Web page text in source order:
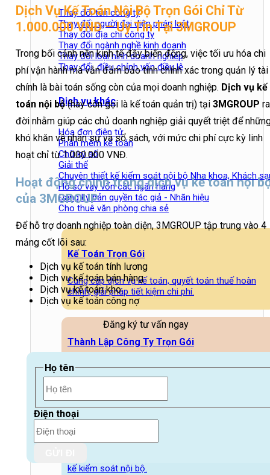
Thay đổi tên công ty
Thay đổi người đại diện pháp luật
Thay đổi địa chỉ công ty
Thay đổi ngành nghề kinh doanh
Thay đổi loại hình doanh nghiệp
Thay đổi, điều chỉnh vốn điều lệ
Dịch vụ khác
Hóa đơn điện tử
Phần mềm kế toán
Chữ ký số
Giải thể
Chuyên thiết kế kiểm soát nội bộ Nha khoa, Khách
Hồ sơ vay vốn các ngân hàng
Đăng ký bản quyền tác giả - Nhãn hiệu
Cho thuê văn phòng chia sẻ
Kế Toán Trọn Gói
Cung cấp dịch vụ kế toán, quyết toán thuế hoàn
chỉnh, giải pháp tiết kiệm chi phí.
Thành Lập Công Ty Trọn Gói
Đảm nhận mọi thủ tục từ đăng ký đến cấp phép,
giúp bạn khởi nghiệp thuận lợi.
Chữ ký số và Hóa đơn điện tử
kế kiểm soát nội bộ.
Dịch Vụ Kế Toán Nội Bộ Trọn Gói Chỉ Từ
1.000.000 VNĐ – Uy Tín Tại 3MGROUP
Trong bối cảnh nền kinh tế đầy biến động, việc tối ưu hóa chi
phí vận hành mà vẫn đảm bảo tính chính xác trong quản lý tài
chính là bài toán sống còn của mọi doanh nghiệp. Dịch vụ kế
toán nội bộ(hay còn gọi là kế toán quản trị) tại 3MGROUP ra
đời nhằm giúp các chủ doanh nghiệp giải quyết triệt để
khó khăn về nhân sự và sổ sách, với mức chi phí cực kỳ linh
hoạt chỉ từ 1.000.000 VNĐ.
Hoạt động chính trong dịch vụ kế toán nội
của 3MGROUP
Để hỗ trợ doanh nghiệp toàn diện, 3MGROUP tập trung vào 4
mảng cốt lõi sau:
Dịch vụ kế toán tính lương
Dịch vụ kế toán bán hàng
Dịch vụ kế toán kho
Dịch vụ kế toán công nợ
Đăng ký tư vấn ngay
Họ tên
Điện thoại